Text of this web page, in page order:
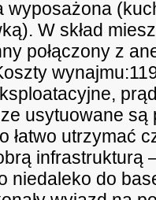
wyposażona
W skład
połączony z
usytuowane są
łatwo utrzymać
infrastrukturą
niedaleko do